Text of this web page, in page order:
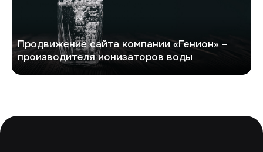
Продвижение сайта компании «Генион» –
производителя ионизаторов воды